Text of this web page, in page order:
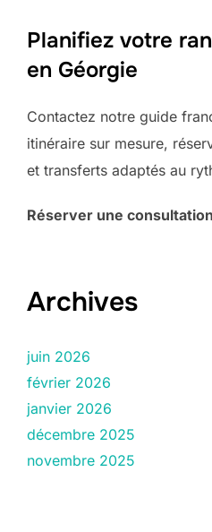
Planifiez votre
en Géorgie
Contactez notre guide
itinéraire sur mesure,
et transferts adaptés au
Réserver une consultation
Archives
juin 2026
février 2026
janvier 2026
décembre 2025
novembre 2025